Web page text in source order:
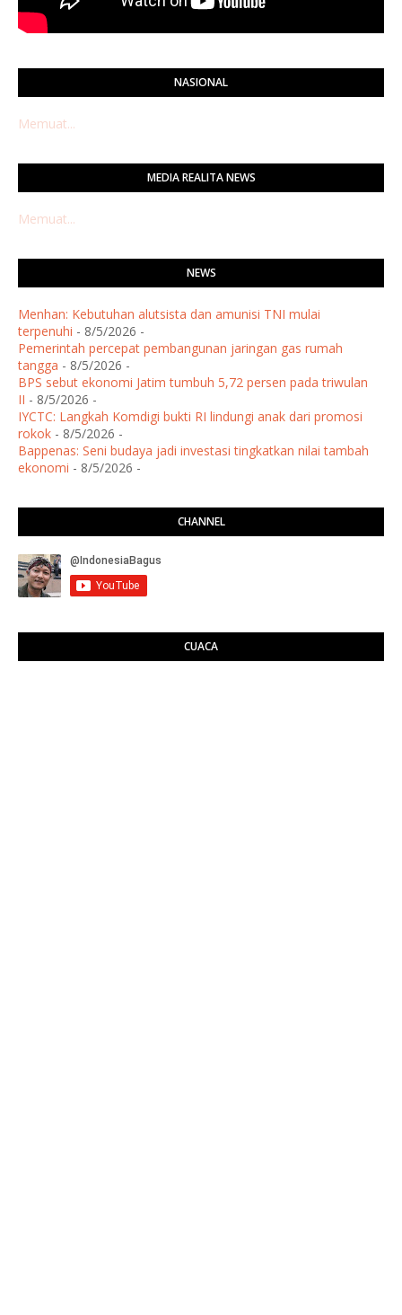
NASIONAL
Memuat...
MEDIA REALITA NEWS
Memuat...
NEWS
Menhan: Kebutuhan alutsista dan amunisi TNI mulai
terpenuhi - 8/5/2026 -
Pemerintah percepat pembangunan jaringan gas rumah
tangga - 8/5/2026 -
BPS sebut ekonomi Jatim tumbuh 5,72 persen pada triwulan
II - 8/5/2026 -
IYCTC: Langkah Komdigi bukti RI lindungi anak dari promosi
rokok - 8/5/2026 -
Bappenas: Seni budaya jadi investasi tingkatkan nilai tambah
ekonomi - 8/5/2026 -
CHANNEL
CUACA